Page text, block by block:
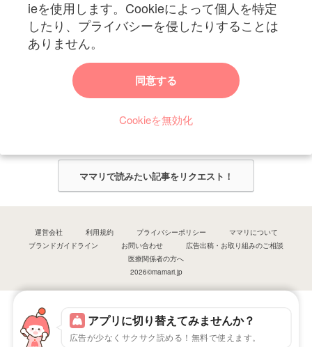
アプリに切り替えてみませんか？
広告が少なくサクサク読める！無料で使えます。
ieを使用します。Cookieによって個人を特定
したり、プライバシーを侵したりすることは
ありません。
同意する
Cookieを無効化
ママリからのお知らせ
ママリ編集部がみなさんのご意見をもとに記事を作成させていただきま
ママリで読みたい記事をリクエスト！
運営会社 利用規約 プライバシーポリシー
ママリについて
ブランドガイドライン
お問い合わせ
広告出稿・お取り組みのご相談
医療関係者の方へ
2026©mamari.jp